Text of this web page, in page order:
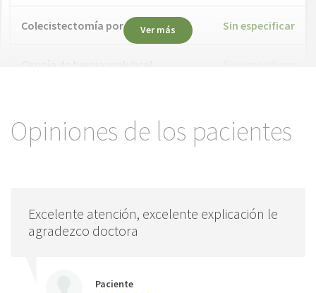
Colecistectomía por laparoscopia Sin especificar
Cirugía de hernia umbilical Sin especificar
Sin especificar
Ver más
Opiniones de los pacientes
Excelente atención, excelente explicación le
agradezco doctora
Paciente